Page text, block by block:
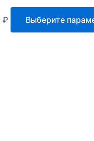
₽ Выберите